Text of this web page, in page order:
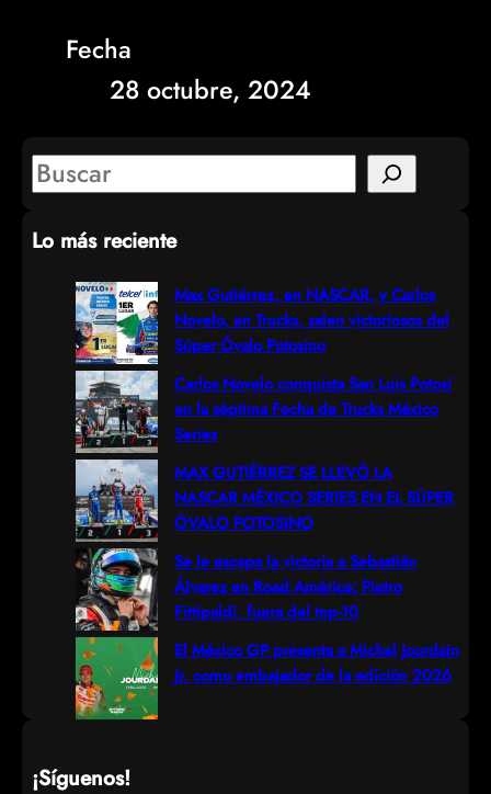
Fecha
28 octubre, 2024
S
a
Lo más reciente
Max Gutiérrez, en NASCAR, y Carlos
Novelo, en Trucks, salen victoriosos del
Súper Óvalo Potosino
Carlos Novelo conquista San Luis Potosí
en la séptima Fecha de Trucks México
Series
MAX GUTIÉRREZ SE LLEVÓ LA
NASCAR MÉXICO SERIES EN EL SÚPER
ÓVALO POTOSINO
Se le escapa la victoria a Sebastián
Álvarez en Road América; Pietro
Fittipaldi, fuera del top-10
El México GP presenta a Michel Jourdain
Jr. como embajador de la edición 2026
¡Síguenos!